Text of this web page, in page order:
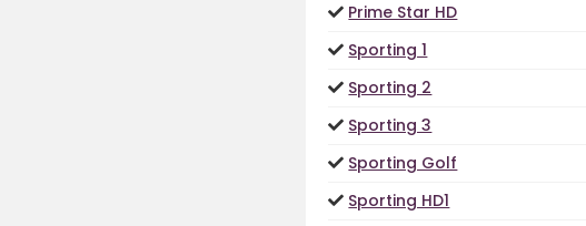
Prime Star HD
Sporting 1
Sporting 2
Sporting 3
Sporting Golf
Sporting HD1